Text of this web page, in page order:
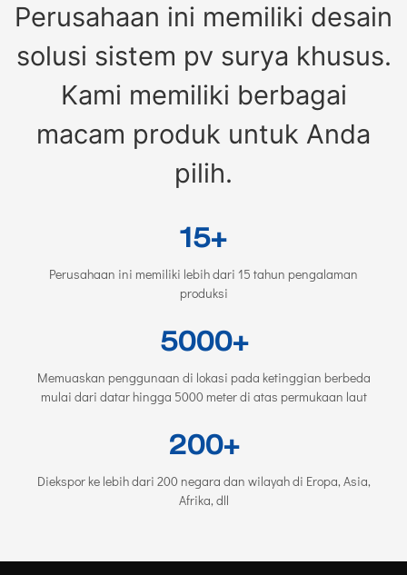
Perusahaan ini memiliki desain
solusi sistem pv surya khusus.
Kami memiliki berbagai
macam produk untuk Anda
pilih.
15+
Perusahaan ini memiliki lebih dari 15 tahun pengalaman
produksi
5000+
Memuaskan penggunaan di lokasi pada ketinggian berbeda
mulai dari datar hingga 5000 meter di atas permukaan laut
200+
Diekspor ke lebih dari 200 negara dan wilayah di Eropa, Asia,
Afrika, dll